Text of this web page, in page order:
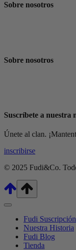
Sobre nosotros
Sobre nosotros
Suscríbete a nuestra
Únete al clan.
inscribirse
© 2025 Fudi&Co.
Fudi
Nuestra Historia
Fudi Blog
Tienda